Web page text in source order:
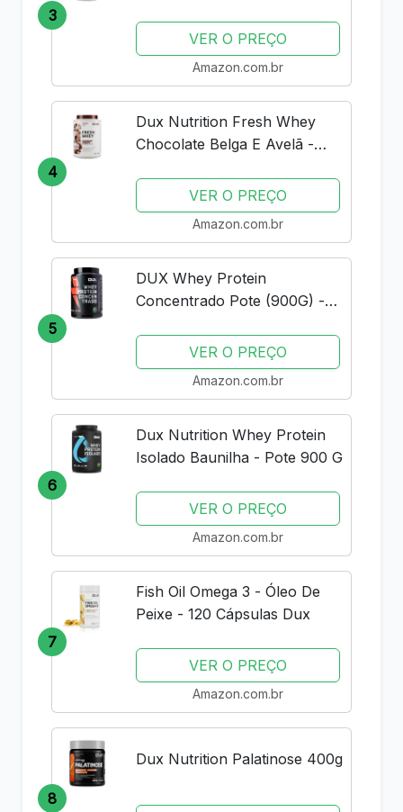
3
VER O PREÇO
Amazon.com.br
4
Dux Nutrition Fresh Whey
Chocolate Belga E Avelã -
VER O PREÇO
Amazon.com.br
5
DUX Whey Protein
Concentrado Pote (900G) -
VER O PREÇO
Amazon.com.br
6
Dux Nutrition Whey Protein
Isolado Baunilha - Pote 900 G
VER O PREÇO
Amazon.com.br
7
Fish Oil Omega 3 - Óleo De
Peixe - 120 Cápsulas Dux
VER O PREÇO
Amazon.com.br
8
Dux Nutrition Palatinose 400g